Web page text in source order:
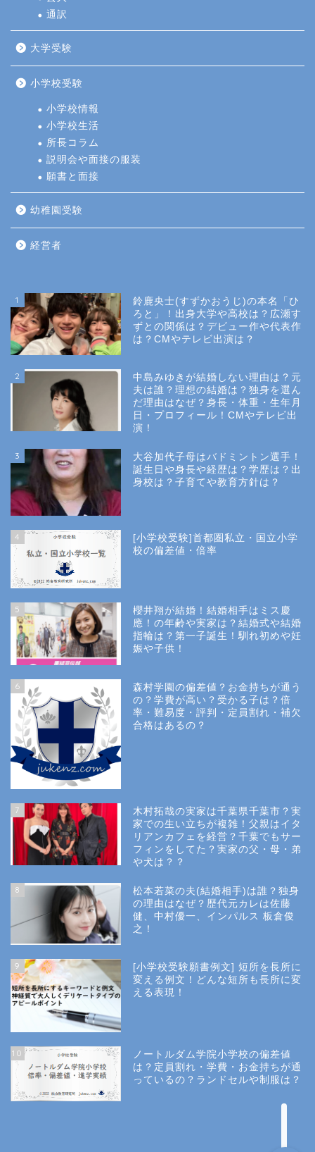
通訳
大学受験
小学校受験
小学校情報
小学校生活
所長コラム
説明会や面接の服装
願書と面接
幼稚園受験
経営者
1
鈴鹿央士(すずかおうじ)の本名「ひ
ろと」！出身大学や高校は？広瀬す
ずとの関係は？デビュー作や代表作
は？CMやテレビ出演は？
2
中島みゆきが結婚しない理由は？元
夫は誰？理想の結婚は？独身を選ん
だ理由はなぜ？身長・体重・生年月
日・プロフィール！CMやテレビ出
演！
3
大谷加代子母はバドミントン選手！
誕生日や身長や経歴は？学歴は？出
身校は？子育てや教育方針は？
4
[小学校受験]首都圏私立・国立小学
校の偏差値・倍率
5
櫻井翔が結婚！結婚相手はミス慶
應！の年齢や実家は？結婚式や結婚
指輪は？第一子誕生！馴れ初めや妊
娠や子供！
6
森村学園の偏差値？お金持ちが通う
の？学費が高い？受かる子は？倍
率・難易度・評判・定員割れ・補欠
合格はあるの？
7
木村拓哉の実家は千葉県千葉市？実
家での生い立ちが複雑！父親はイタ
リアンカフェを経営？千葉でもサー
フィンをしてた？実家の父・母・弟
や犬は？？
8
松本若菜の夫(結婚相手)は誰？独身
の理由はなぜ？歴代元カレは佐藤
健、中村優一、インパルス 板倉俊
之！
9
[小学校受験願書例文] 短所を長所に
変える例文！どんな短所も長所に変
える表現！
10
ノートルダム学院小学校の偏差値
は？定員割れ・学費・お金持ちが通
っているの？ランドセルや制服は？
Privacy Policy
小学校受験
所長コラム
説明会や面接の服装